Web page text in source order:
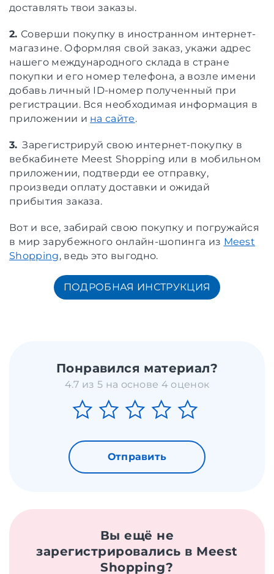
доставлять твои заказы.
2. Соверши покупку в иностранном интернет-
магазине. Оформляя свой заказ, укажи адрес
нашего международного склада в стране
покупки и его номер телефона, а возле имени
добавь личный ID-номер полученный при
регистрации. Вся необходимая информация в
приложении и на сайте.
3. Зарегистрируй свою интернет-покупку в
вебкабинете Meest Shopping или в мобильном
приложении, подтверди ее отправку,
произведи оплату доставки и ожидай
прибытия заказа.
Вот и все, забирай свою покупку и погружайся
в мир зарубежного онлайн-шопинга из Meest
Shopping, ведь это выгодно.
ПОДРОБНАЯ ИНСТРУКЦИЯ
Понравился материал?
4.7 из 5 на основе 4 оценок
Отправить
Вы ещё не
зарегистрировались в Meest
Shopping?